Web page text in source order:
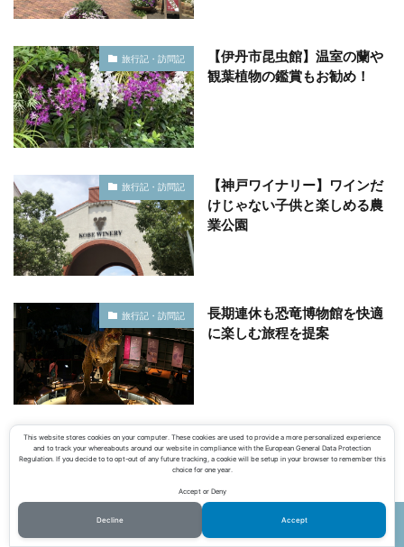
旅行記・訪問記
【伊丹市昆虫館】温室の蘭や
観葉植物の鑑賞もお勧め！
旅行記・訪問記
【神戸ワイナリー】ワインだ
けじゃない子供と楽しめる農
業公園
旅行記・訪問記
長期連休も恐竜博物館を快適
に楽しむ旅程を提案
コメント※
メニュー
This website stores cookies on your computer. These cookies are used to provide a more personalized experience
and to track your whereabouts around our website in compliance with the European General Data Protection
Regulation. If you decide to to opt-out of any future tracking, a cookie will be setup in your browser to remember this
choice for one year.
Accept or Deny
Decline Accept